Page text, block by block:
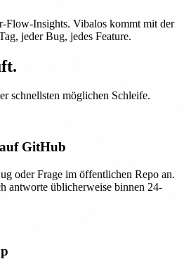
Flow-Insights. Vibalos kommt mit der
jeder Bug, jedes Feature.
schnellsten möglichen Schleife.
auf GitHub
oder Frage im öffentlichen Repo an.
antworte üblicherweise binnen 24-